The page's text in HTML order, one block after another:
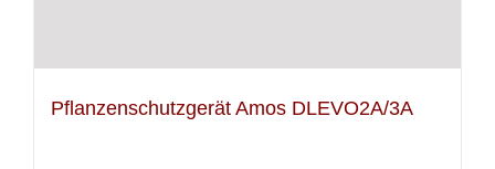
Pflanzenschutzgerät Amos DLEVO2A/3A